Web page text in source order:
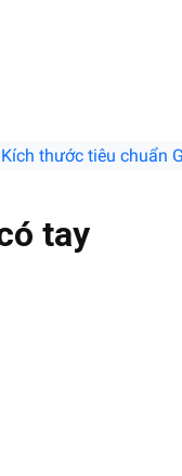
Kích thước tiêu chuẩn
tay